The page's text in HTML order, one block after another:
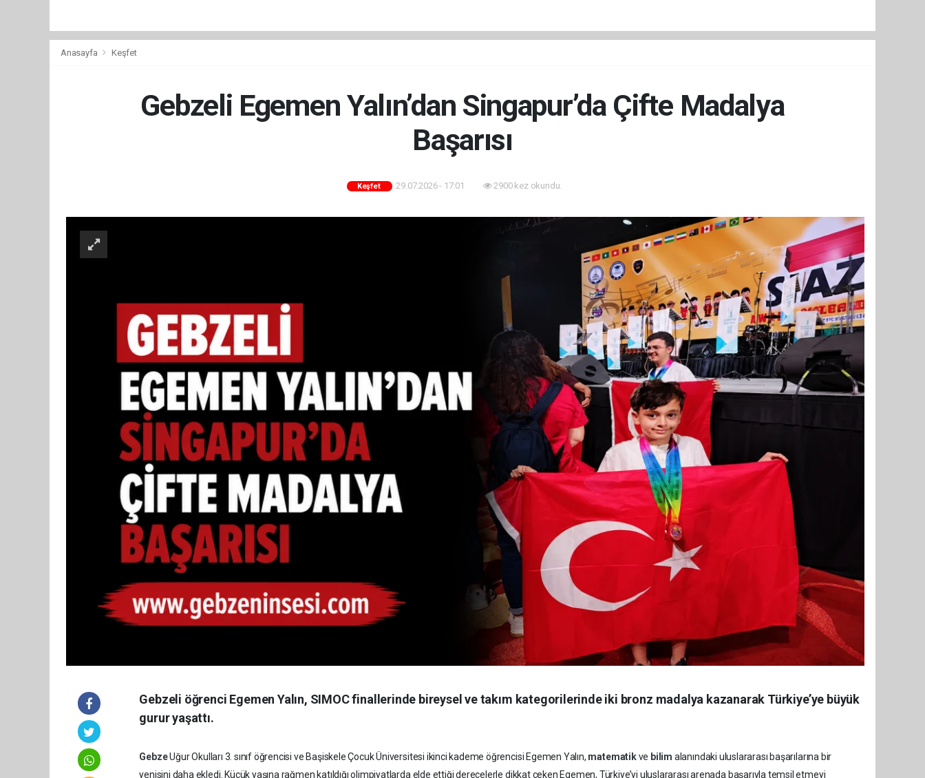
Anasayfa Keşfet
Gebzeli Egemen Yalın’dan Singapur’da Çifte Madalya
Başarısı
Keşfet 29.07.2026 - 17:01 2900 kez okundu.
Gebzeli öğrenci Egemen Yalın, SIMOC finallerinde bireysel ve takım kategorilerinde iki bronz madalya kazanarak Türkiye’ye büyük
gurur yaşattı.
GebzeUğur Okulları 3. sınıf öğrencisi ve Başiskele Çocuk Üniversitesi ikinci kademe öğrencisi Egemen Yalın, matematikve bilim alanındaki uluslararası başarılarına bir
yenisini daha ekledi. Küçük yaşına rağmen katıldığı olimpiyatlarda elde ettiği derecelerle dikkat çeken Egemen, Türkiye’yi uluslararası arenada başarıyla temsil etmeyi